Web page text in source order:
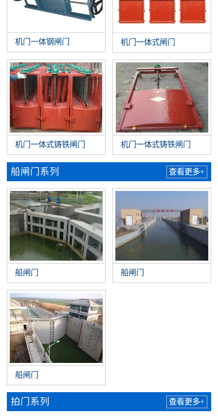
机门一体钢闸门 机门一体式闸门
机门一体式铸铁闸门 机门一体式铸铁闸门
船闸门系列 查看更多+
船闸门 船闸门
船闸门
拍门系列 查看更多+